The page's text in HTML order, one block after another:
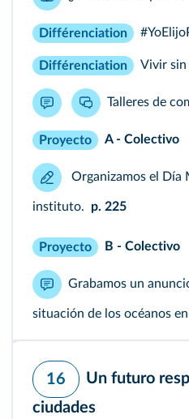
Différenciation
Différenciation Vivir sin
Talleres de
Proyecto A - Colectivo
Organizamos el Día
instituto. p. 225
Proyecto B - Colectivo
Grabamos un
situación de los océanos
16
Un futuro
ciudades